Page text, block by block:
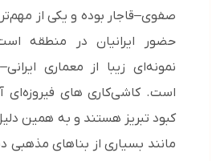
صفوی–قاجار بوده و یکی از
حضور ایرانیان در منطقه
نمونه‌ای زیبا از معماری ایرانی–
است. کاشی‌کاری‌ های فیروزه‌ای
کبود تبریز هستند و به همین
مانند بسیاری از بناهای مذهبی